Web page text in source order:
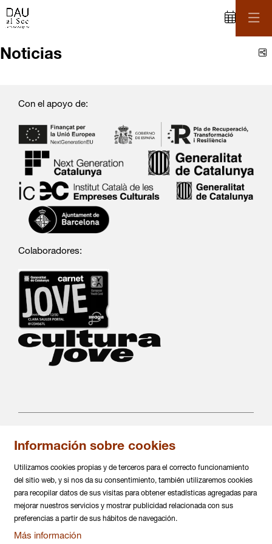
Noticias
Con el apoyo de:
Colaboradores:
C/ Salvá 86
936 317 882
info@daualsecartsesceniques.cat
Sitemap | Aviso Legal | Política de privacidad
Uso de Cookies
Información sobre cookies
Utilizamos cookies propias y de terceros para el correcto funcionamiento
del sitio web, y si nos da su consentimiento, también utilizaremos cookies
para recopilar datos de sus visitas para obtener estadísticas agregadas para
mejorar nuestros servicios y mostrar publicidad relacionada con sus
preferencias a partir de sus hábitos de navegación.
Más información